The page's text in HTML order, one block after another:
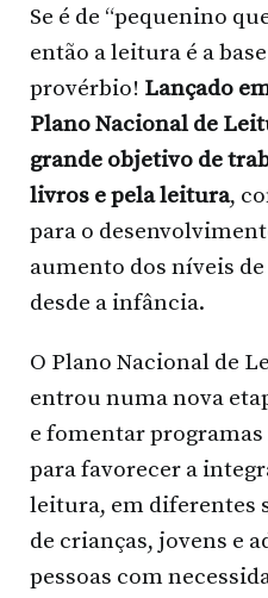
Se é de “pequenino
então a leitura é a
provérbio! Lançado
Plano Nacional de
grande objetivo de
livros e pela leitura,
para o
aumento dos níveis
desde a infância.
O Plano Nacional de
entrou numa nova
e fomentar
para favorecer a
leitura, em diferentes
de crianças, jovens e
pessoas com